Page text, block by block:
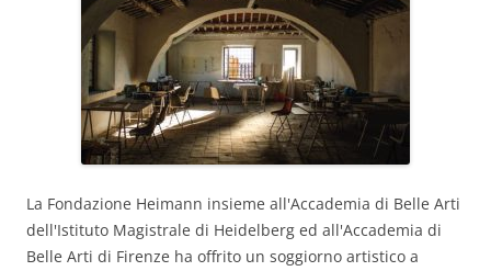
La Fondazione Heimann insieme all'Accademia di Belle Arti
dell'Istituto Magistrale di Heidelberg ed all'Accademia di
Belle Arti di Firenze ha offrito un soggiorno artistico a